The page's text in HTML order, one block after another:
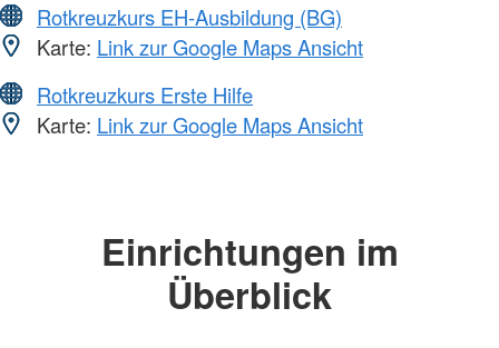
Rotkreuzkurs EH-Ausbildung (BG)
Karte: Link zur Google Maps Ansicht
Rotkreuzkurs Erste Hilfe
Karte: Link zur Google Maps Ansicht
Einrichtungen im
Überblick